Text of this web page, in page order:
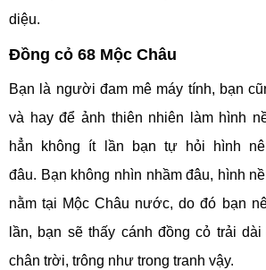
diệu.
Đồng cỏ 68 Mộc Châu
Bạn là người đam mê máy tính, bạn
và hay để ảnh thiên nhiên làm hình
hẳn không ít lần bạn tự hỏi hình
đâu. Bạn không nhìn nhầm đâu, hình
nằm tại Mộc Châu nước, do đó bạn
lần, bạn sẽ thấy cánh đồng cỏ trải
chân trời, trông như trong tranh vậy.